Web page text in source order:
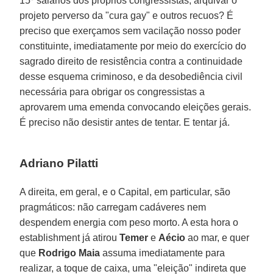
projeto perverso da "cura gay" e outros recuos? É
preciso que exerçamos sem vacilação nosso poder
constituinte, imediatamente por meio do exercício do
sagrado direito de resistência contra a continuidade
desse esquema criminoso, e da desobediência civil
necessária para obrigar os congressistas a
aprovarem uma emenda convocando eleições gerais.
É preciso não desistir antes de tentar. E tentar já.
Adriano Pilatti
A direita, em geral, e o Capital, em particular, são
pragmáticos: não carregam cadáveres nem
despendem energia com peso morto. A esta hora o
establishment já atirouTemer e Aécio ao mar, e quer
que Rodrigo Maia assuma imediatamente para
realizar, a toque de caixa, uma "eleição" indireta que